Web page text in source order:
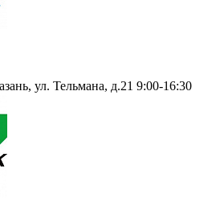
ул. Тельмана, д.21 9:00-16:30